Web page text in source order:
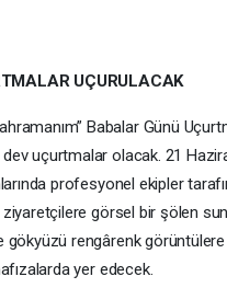
UÇURULACAK
Babalar Günü
uçurtmalar olacak. 21
profesyonel ekipler
görsel bir şölen
gökyüzü rengârenk
yer edecek.